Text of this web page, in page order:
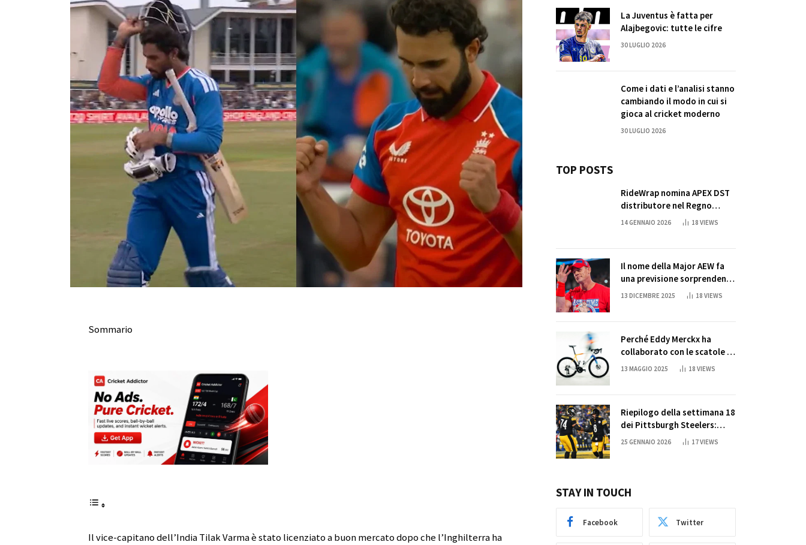
Sommario
Il vice-capitano dell’India Tilak Varma è stato licenziato a buon mercato dopo che l’Inghilterra ha
La Juventus è fatta per
Alajbegovic: tutte le cifre
30 LUGLIO 2026
Come i dati e l’analisi stanno
cambiando il modo in cui si
gioca al cricket moderno
30 LUGLIO 2026
TOP POSTS
RideWrap nomina APEX DST
distributore nel Regno
Unito
14 GENNAIO 2026 18 VIEWS
Il nome della Major AEW fa
una previsione sorprendente
per la partita di ritiro di
13 DICEMBRE 2025 18 VIEWS
Perché Eddy Merckx ha
collaborato con le scatole di
succo di Sun Capri
13 MAGGIO 2025 18 VIEWS
Riepilogo della settimana 18
dei Pittsburgh Steelers:
credi nei miracoli?
25 GENNAIO 2026 17VIEWS
STAY IN TOUCH
Facebook Twitter